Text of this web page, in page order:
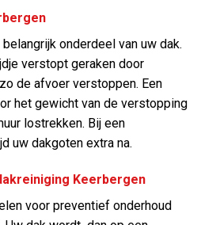
onderdeel van uw dak.
verstopt geraken door
de afvoer verstoppen. Een
het gewicht van de verstopping
lostrekken. Bij een
uw dakgoten extra na.
Keerbergen
voor preventief onderhoud